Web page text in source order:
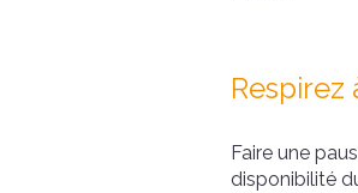
Faire une
disponibilité